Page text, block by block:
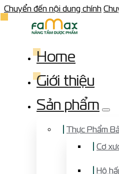
Chuyển đến nội dung chính
Home
Giới thiệu
Sản phẩm
Thực Phẩm
Cơ
Hô